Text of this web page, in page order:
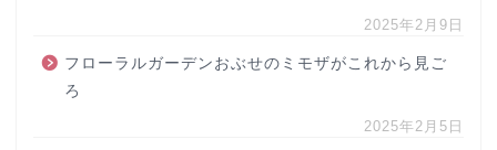
2025年2月9日
フローラルガーデンおぶせのミモザがこれから見ご
ろ
2025年2月5日